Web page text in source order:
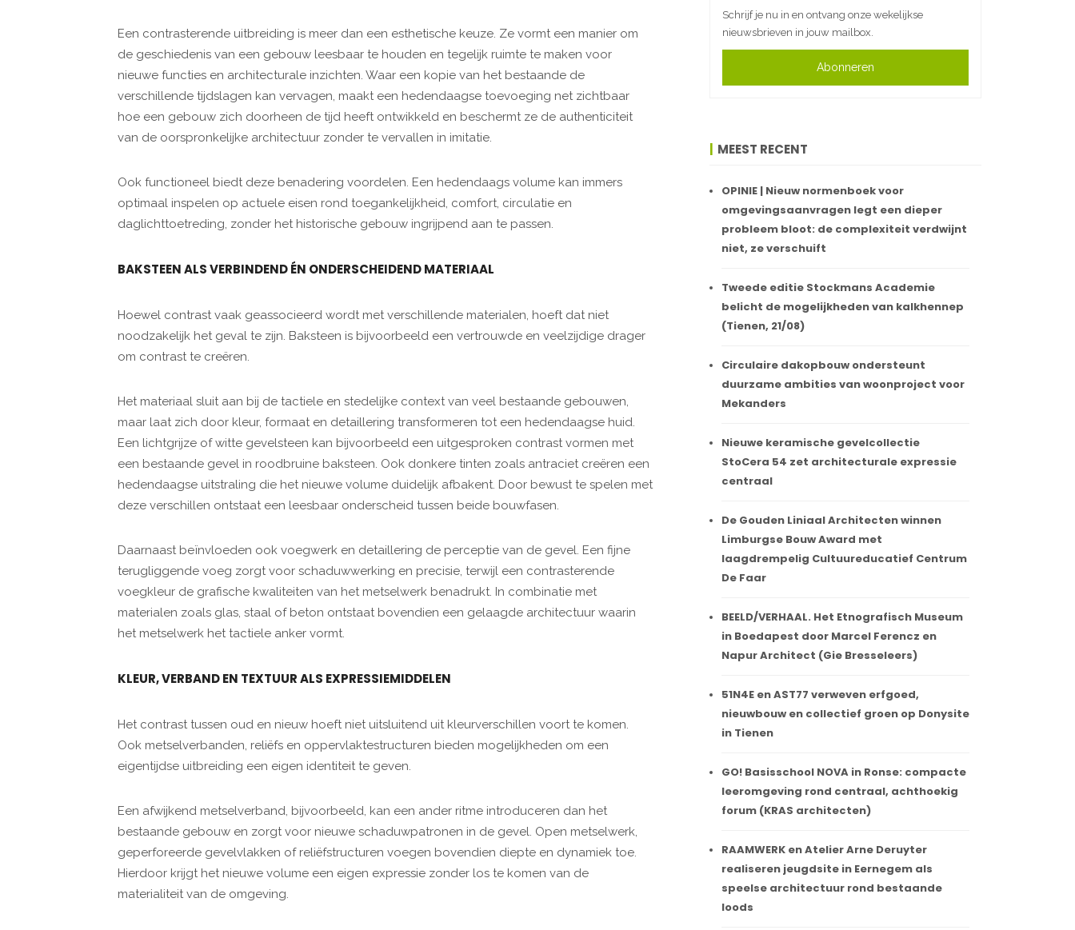
Een contrasterende uitbreiding is meer dan een esthetische keuze. Ze vormt een manier om
de geschiedenis van een gebouw leesbaar te houden en tegelijk ruimte te maken voor
nieuwe functies en architecturale inzichten. Waar een kopie van het bestaande de
verschillende tijdslagen kan vervagen, maakt een hedendaagse toevoeging net zichtbaar
hoe een gebouw zich doorheen de tijd heeft ontwikkeld en beschermt ze de authenticiteit
van de oorspronkelijke architectuur zonder te vervallen in imitatie.
Ook functioneel biedt deze benadering voordelen. Een hedendaags volume kan immers
optimaal inspelen op actuele eisen rond toegankelijkheid, comfort, circulatie en
daglichttoetreding, zonder het historische gebouw ingrijpend aan te passen.
BAKSTEEN ALS VERBINDEND ÉN ONDERSCHEIDEND MATERIAAL
Hoewel contrast vaak geassocieerd wordt met verschillende materialen, hoeft dat niet
noodzakelijk het geval te zijn. Baksteen is bijvoorbeeld een vertrouwde en veelzijdige drager
om contrast te creëren.
Het materiaal sluit aan bij de tactiele en stedelijke context van veel bestaande gebouwen,
maar laat zich door kleur, formaat en detaillering transformeren tot een hedendaagse huid.
Een lichtgrijze of witte gevelsteen kan bijvoorbeeld een uitgesproken contrast vormen met
een bestaande gevel in roodbruine baksteen. Ook donkere tinten zoals antraciet creëren een
hedendaagse uitstraling die het nieuwe volume duidelijk afbakent. Door bewust te spelen met
deze verschillen ontstaat een leesbaar onderscheid tussen beide bouwfasen.
Daarnaast beïnvloeden ook voegwerk en detaillering de perceptie van de gevel. Een fijne
terugliggende voeg zorgt voor schaduwwerking en precisie, terwijl een contrasterende
voegkleur de grafische kwaliteiten van het metselwerk benadrukt. In combinatie met
materialen zoals glas, staal of beton ontstaat bovendien een gelaagde architectuur waarin
het metselwerk het tactiele anker vormt.
KLEUR, VERBAND EN TEXTUUR ALS EXPRESSIEMIDDELEN
Het contrast tussen oud en nieuw hoeft niet uitsluitend uit kleurverschillen voort te komen.
Ook metselverbanden, reliëfs en oppervlaktestructuren bieden mogelijkheden om een
eigentijdse uitbreiding een eigen identiteit te geven.
Een afwijkend metselverband, bijvoorbeeld, kan een ander ritme introduceren dan het
bestaande gebouw en zorgt voor nieuwe schaduwpatronen in de gevel. Open metselwerk,
geperforeerde gevelvlakken of reliëfstructuren voegen bovendien diepte en dynamiek toe.
Hierdoor krijgt het nieuwe volume een eigen expressie zonder los te komen van de
materialiteit van de omgeving.
Schrijf je nu in en ontvang onze wekelijkse
nieuwsbrieven in jouw mailbox.
Abonneren
MEEST RECENT
OPINIE | Nieuw normenboek voor
omgevingsaanvragen legt een dieper
probleem bloot: de complexiteit verdwijnt
niet, ze verschuift
Tweede editie Stockmans Academie
belicht de mogelijkheden van kalkhennep
(Tienen, 21/08)
Circulaire dakopbouw ondersteunt
duurzame ambities van woonproject voor
Mekanders
Nieuwe keramische gevelcollectie
StoCera 54 zet architecturale expressie
centraal
De Gouden Liniaal Architecten winnen
Limburgse Bouw Award met
laagdrempelig Cultuureducatief Centrum
De Faar
BEELD/VERHAAL. Het Etnografisch Museum
in Boedapest door Marcel Ferencz en
Napur Architect (Gie Bresseleers)
51N4E en AST77 verweven erfgoed,
nieuwbouw en collectief groen op Donysite
in Tienen
GO! Basisschool NOVA in Ronse: compacte
leeromgeving rond centraal, achthoekig
forum (KRAS architecten)
RAAMWERK en Atelier Arne Deruyter
realiseren jeugdsite in Eernegem als
speelse architectuur rond bestaande
loods